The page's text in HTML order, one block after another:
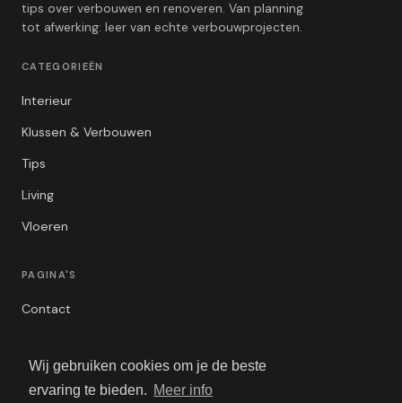
Wij gebruiken cookies om je de beste
ervaring te bieden. Meer info
tips over verbouwen en renoveren. Van planning
tot afwerking: leer van echte verbouwprojecten.
CATEGORIEËN
Interieur
Klussen & Verbouwen
Tips
Living
Vloeren
PAGINA'S
Contact
Algemene Voorwaarden